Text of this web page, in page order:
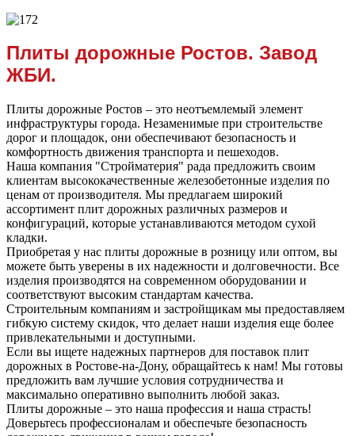
Плиты дорожные Ростов. Завод
ЖБИ.
Плиты дорожные Ростов – это неотъемлемый элемент
инфраструктуры города. Незаменимые при строительстве
дорог и площадок, они обеспечивают безопасность и
комфортность движения транспорта и пешеходов.
Наша компания "Стройматерия" рада предложить своим
клиентам высококачественные железобетонные изделия по
ценам от производителя. Мы предлагаем широкий
ассортимент плит дорожных различных размеров и
конфигураций, которые устанавливаются методом сухой
кладки.
Приобретая у нас плиты дорожные в розницу или оптом, вы
можете быть уверены в их надежности и долговечности. Все
изделия производятся на современном оборудовании и
соответствуют высоким стандартам качества.
Строительным компаниям и застройщикам мы предоставляем
гибкую систему скидок, что делает наши изделия еще более
привлекательными и доступными.
Если вы ищете надежных партнеров для поставок плит
дорожных в Ростове-на-Дону, обращайтесь к нам! Мы готовы
предложить вам лучшие условия сотрудничества и
максимально оперативно выполнить любой заказ.
Плиты дорожные – это наша профессия и наша страсть!
Доверьтесь профессионалам и обеспечьте безопасность